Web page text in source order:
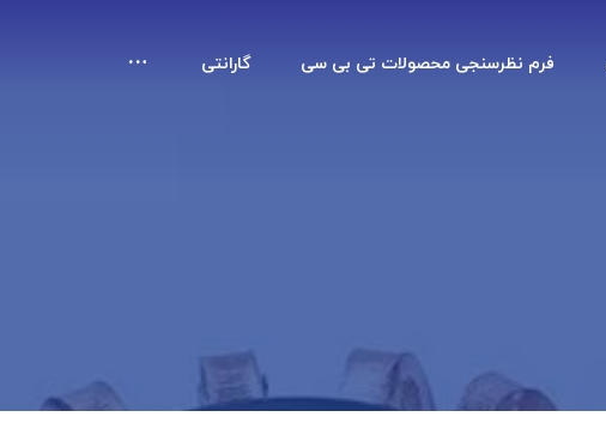
فرم نظرسنجی محصولات تی بی سی گارانتی